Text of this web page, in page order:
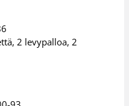
2 levypalloa, 2